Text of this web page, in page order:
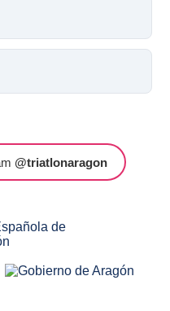
@triatlonaragon